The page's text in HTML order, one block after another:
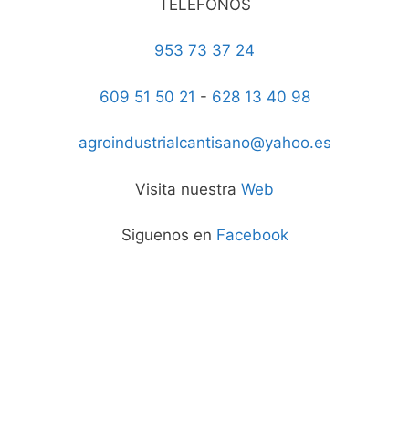
TELEFONOS
953 73 37 24
609 51 50 21 - 628 13 40 98
agroindustrialcantisano@yahoo.es
Visita nuestra Web
Siguenos en Facebook